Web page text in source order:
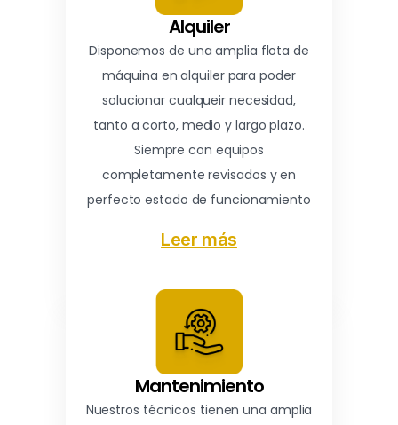
Alquiler
Disponemos de una amplia flota de
máquina en alquiler para poder
solucionar cualqueir necesidad,
tanto a corto, medio y largo plazo.
Siempre con equipos
completamente revisados y en
perfecto estado de funcionamiento
Leer más
Mantenimiento
Nuestros técnicos tienen una amplia